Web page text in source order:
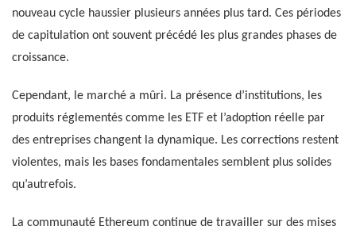
nouveau cycle haussier plusieurs années plus tard. Ces périodes
de capitulation ont souvent précédé les plus grandes phases de
croissance.
Cependant, le marché a mûri. La présence d’institutions, les
produits réglementés comme les ETF et l’adoption réelle par
des entreprises changent la dynamique. Les corrections restent
violentes, mais les bases fondamentales semblent plus solides
qu’autrefois.
La communauté Ethereum continue de travailler sur des mises